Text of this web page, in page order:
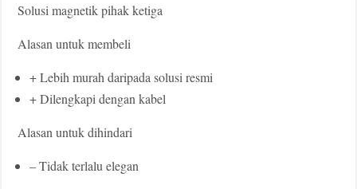
Solusi magnetik pihak ketiga
Alasan untuk membeli
+ Lebih murah daripada solusi resmi
+ Dilengkapi dengan kabel
Alasan untuk dihindari
– Tidak terlalu elegan